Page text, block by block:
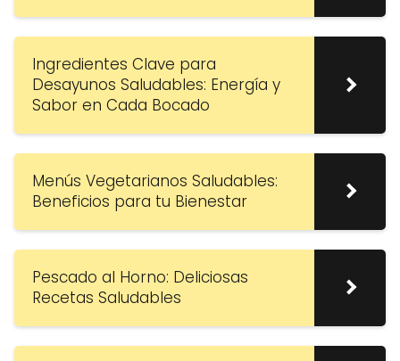
Ingredientes Clave para
Desayunos Saludables: Energía y
Sabor en Cada Bocado
Menús Vegetarianos Saludables:
Beneficios para tu Bienestar
Pescado al Horno: Deliciosas
Recetas Saludables